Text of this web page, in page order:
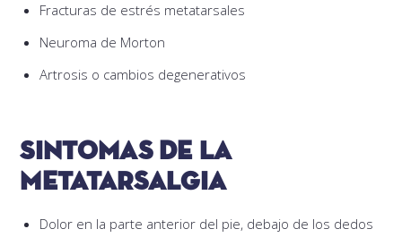
Fracturas de estrés metatarsales
Neuroma de Morton
Artrosis o cambios degenerativos
Sintomas de la
metatarsalgia
Dolor en la parte anterior del pie, debajo de los dedos